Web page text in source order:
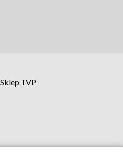
Sklep TVP